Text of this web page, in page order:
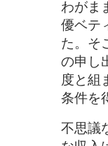
わがま
優ベテ
た。そ
の申し
度と組
条件を
不思議